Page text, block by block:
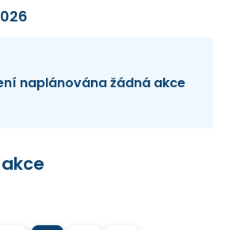
naplánována žádná akce